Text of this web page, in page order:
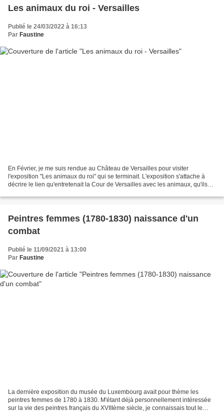
Les animaux du roi - Versailles
Publié le 24/03/2022 à 16:13
Par Faustine
En Février, je me suis rendue au Château de Versailles pour visiter
l'exposition "Les animaux du roi" qui se terminait. L'exposition s'attache à
décrire le lien qu'entretenait la Cour de Versailles avec les animaux, qu'ils
Peintres femmes (1780-1830) naissance d'un
combat
Publié le 11/09/2021 à 13:00
Par Faustine
La dernière exposition du musée du Luxembourg avait pour thème les
peintres femmes de 1780 à 1830. M'étant déjà personnellement intéressée
sur la vie des peintres français du XVIIIème siècle, je connaissais tout le